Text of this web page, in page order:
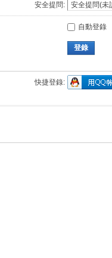
安全提問:
自動登錄
登錄
快捷登錄: